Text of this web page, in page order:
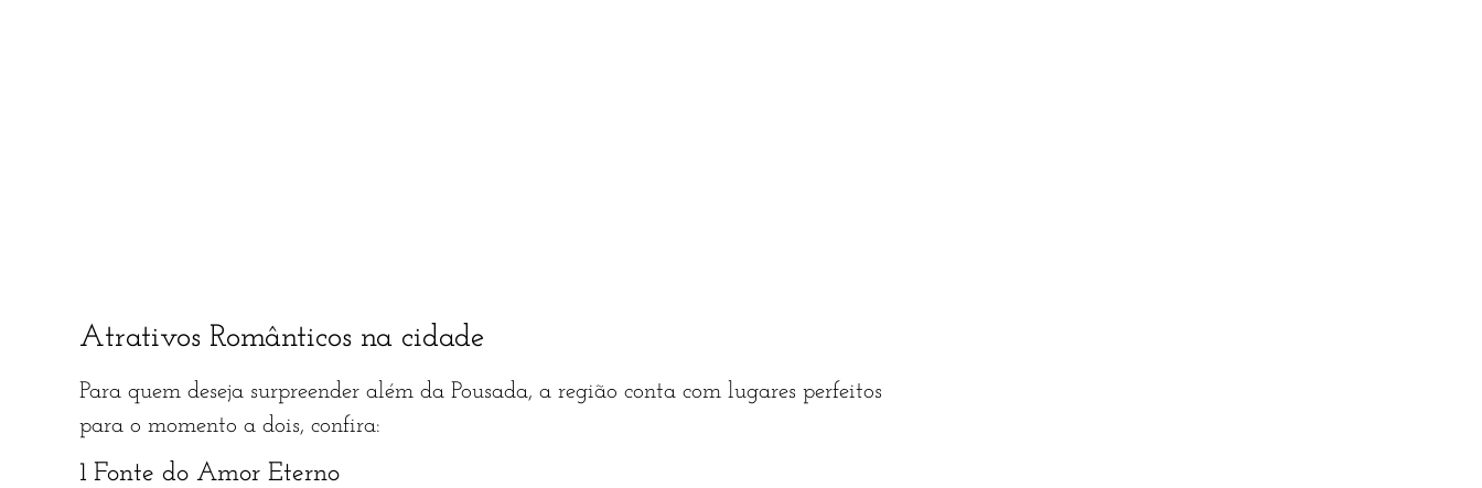
Atrativos Românticos na cidade
Para quem deseja surpreender além da Pousada, a região conta com lugares perfeitos
para o momento a dois, confira:
1 Fonte do Amor Eterno